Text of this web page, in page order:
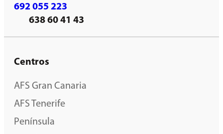
692 055 223
638 60 41 43
Centros
AFS Gran Canaria
AFS Tenerife
Península